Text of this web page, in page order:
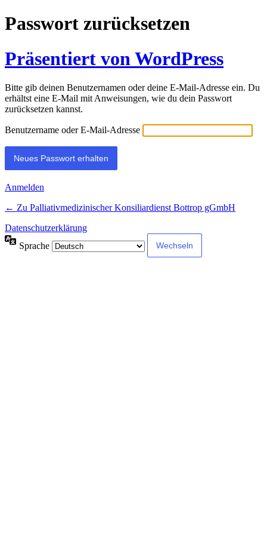
Passwort zurücksetzen
Präsentiert von WordPress
Bitte gib deinen Benutzernamen oder deine E-Mail-Adresse ein. Du
erhältst eine E-Mail mit Anweisungen, wie du dein Passwort
zurücksetzen kannst.
Benutzername oder E-Mail-Adresse
Anmelden
← Zu Palliativmedizinischer Konsiliardienst Bottrop gGmbH
Datenschutzerklärung
Sprache